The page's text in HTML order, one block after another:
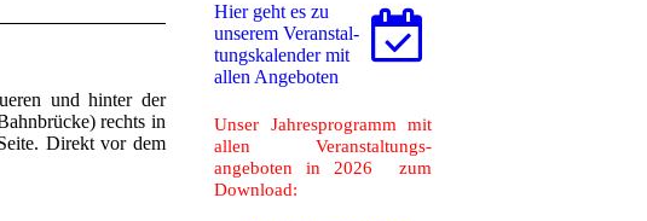
und hinter der
rechts in
Direkt vor dem
Hier geht es zu
unserem Ver­an­stal­
tungs­ka­len­der mit
allen Angeboten
Unser Jahresprogramm mit
allen Veranstaltungs-
angeboten in 2026 zum
Download: